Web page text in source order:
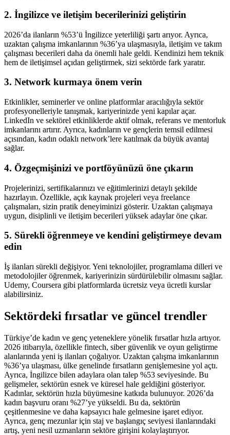
2. İngilizce ve iletişim becerilerinizi geliştirin
2026’da ilanların %53’ü İngilizce yeterliliği şartı arıyor. Ayrıca,
uzaktan çalışma imkanlarının %36’ya ulaşmasıyla, iletişim ve takım
çalışması becerileri daha da önemli hale geldi. Kendinizi hem teknik
hem de iletişimsel açıdan geliştirmek, sizi sektörde fark yaratır.
3. Network kurmaya önem verin
Etkinlikler, seminerler ve online platformlar aracılığıyla sektör
profesyonelleriyle tanışmak, kariyerinizde yeni kapılar açar.
LinkedIn ve sektörel etkinliklerde aktif olmak, referans ve mentorluk
imkanlarını artırır. Ayrıca, kadınların ve gençlerin temsil edilmesi
açısından, kadın odaklı network’lere katılmak da büyük avantaj
sağlar.
4. Özgeçmişinizi ve portföyünüzü öne çıkarın
Projelerinizi, sertifikalarınızı ve eğitimlerinizi detaylı şekilde
hazırlayın. Özellikle, açık kaynak projeleri veya freelance
çalışmaları, sizin pratik deneyiminizi gösterir. Uzaktan çalışmaya
uygun, disiplinli ve iletişim becerileri yüksek adaylar öne çıkar.
5. Sürekli öğrenmeye ve kendini geliştirmeye devam
edin
İş ilanları sürekli değişiyor. Yeni teknolojiler, programlama dilleri ve
metodolojiler öğrenmek, kariyerinizin sürdürülebilir olmasını sağlar.
Udemy, Coursera gibi platformlarda ücretsiz veya ücretli kurslar
alabilirsiniz.
Sektördeki fırsatlar ve güncel trendler
Türkiye’de kadın ve genç yeteneklere yönelik fırsatlar hızla artıyor.
2026 itibarıyla, özellikle fintech, siber güvenlik ve oyun geliştirme
alanlarında yeni iş ilanları çoğalıyor. Uzaktan çalışma imkanlarının
%36’ya ulaşması, ülke genelinde fırsatların genişlemesine yol açtı.
Ayrıca, İngilizce bilen adaylara olan talep %53 seviyesinde. Bu
gelişmeler, sektörün esnek ve küresel hale geldiğini gösteriyor.
Kadınlar, sektörün hızla büyümesine katkıda bulunuyor. 2026’da
kadın başvuru oranı %27’ye yükseldi. Bu da, sektörün
çeşitlenmesine ve daha kapsayıcı hale gelmesine işaret ediyor.
Ayrıca, genç mezunlar için staj ve başlangıç seviyesi ilanlarındaki
artış, yeni nesil uzmanların sektöre girişini kolaylaştırıyor.